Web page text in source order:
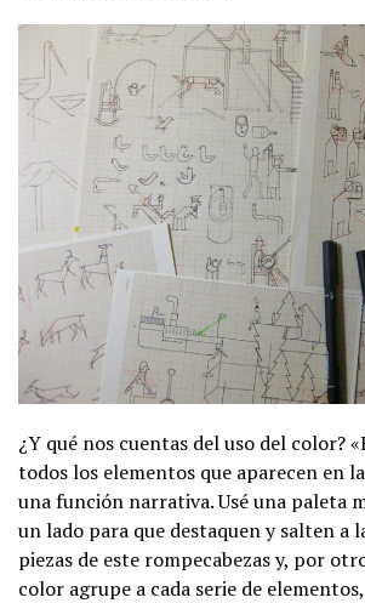
¿Y qué nos cuentas del uso del color?
todos los elementos que aparecen en
una función narrativa. Usé una paleta
un lado para que destaquen y salten a
piezas de este rompecabezas y, por
color agrupe a cada serie de